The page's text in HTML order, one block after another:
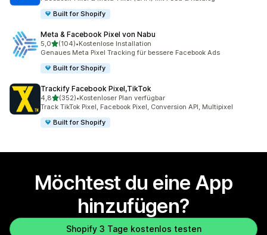
Built for Shopify
Meta & Facebook Pixel von Nabu
5,0von 5 Sternen
(104)
104 Rezensionen insgesamt
•Kostenlose Installation
Genaues Meta Pixel Tracking für bessere Facebook Ads
Built for Shopify
Trackify Facebook Pixel,TikTok
4,8von 5 Sternen
(352)
352 Rezensionen insgesamt
•Kostenloser Plan verfügbar
Track TikTok Pixel, Facebook Pixel, Conversion API, Multipixel
Built for Shopify
Möchtest du eine App
hinzufügen?
Shopify 3 Tage kostenlos testen